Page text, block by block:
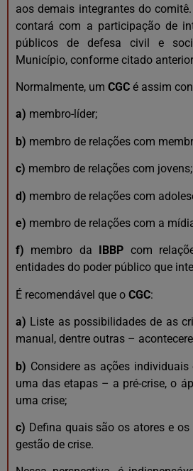
aos demais integrantes do
contará com a participação de
públicos de defesa civil e
Município, conforme citado
Normalmente, um CGC é assim
a) membro-líder;
b) membro de relações com
c) membro de relações com jovens;
d) membro de relações com
e) membro de relações com a
f) membro da IBBP com
entidades do poder público que
É recomendável que o CGC:
a) Liste as possibilidades de as
manual, dentre outras –
b) Considere as ações
uma das etapas – a pré-crise, o
uma crise;
c) Defina quais são os atores e
gestão de crise.